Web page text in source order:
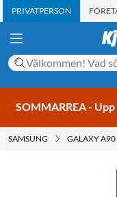
PRIVATPERSON
SOMMARREA -
SAMSUNG GALAXY A90